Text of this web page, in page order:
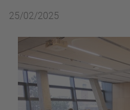
25/02/2025